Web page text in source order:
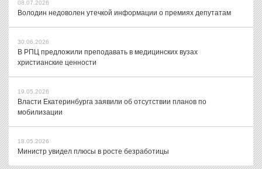
08.07.2026
Володин недоволен утечкой информации о премиях депутатам
30.06.2026
В РПЦ предложили преподавать в медицинских вузах
христианские ценности
19.05.2026
Власти Екатеринбурга заявили об отсутствии планов по
мобилизации
18.05.2026
Министр увидел плюсы в росте безработицы